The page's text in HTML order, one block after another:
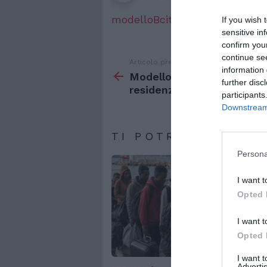
If you wish
sensitive
confirm
continue
information
further
I want
Opted
I want
Opted
I want
modelloBcittadinanza
di
Articolo precedente
Modello B Cittadinanza
residenza
TI POTREBBERO